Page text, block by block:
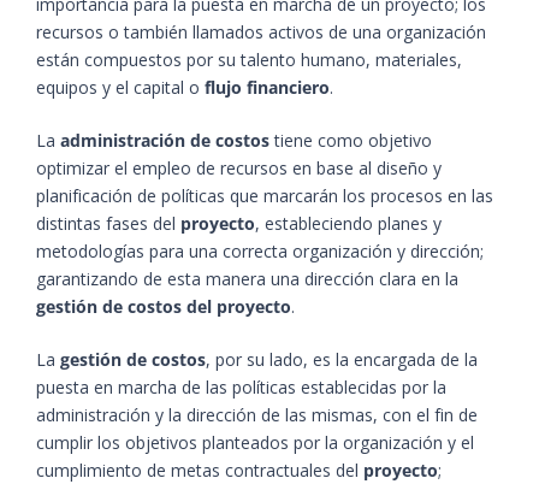
recursos o también llamados activos de una organización
están compuestos por su talento humano, materiales,
equipos y el capital o flujo financiero.
La administración de costostiene como objetivo
optimizar el empleo de recursos en base al diseño y
planificación de políticas que marcarán los procesos en las
distintas fases del proyecto, estableciendo planes y
metodologías para una correcta organización y dirección;
garantizando de esta manera una dirección clara en la
gestión de costos del proyecto.
La gestión de costos, por su lado, es la encargada de la
puesta en marcha de las políticas establecidas por la
administración y la dirección de las mismas, con el fin de
cumplir los objetivos planteados por la organización y el
cumplimiento de metas contractuales del proyecto;